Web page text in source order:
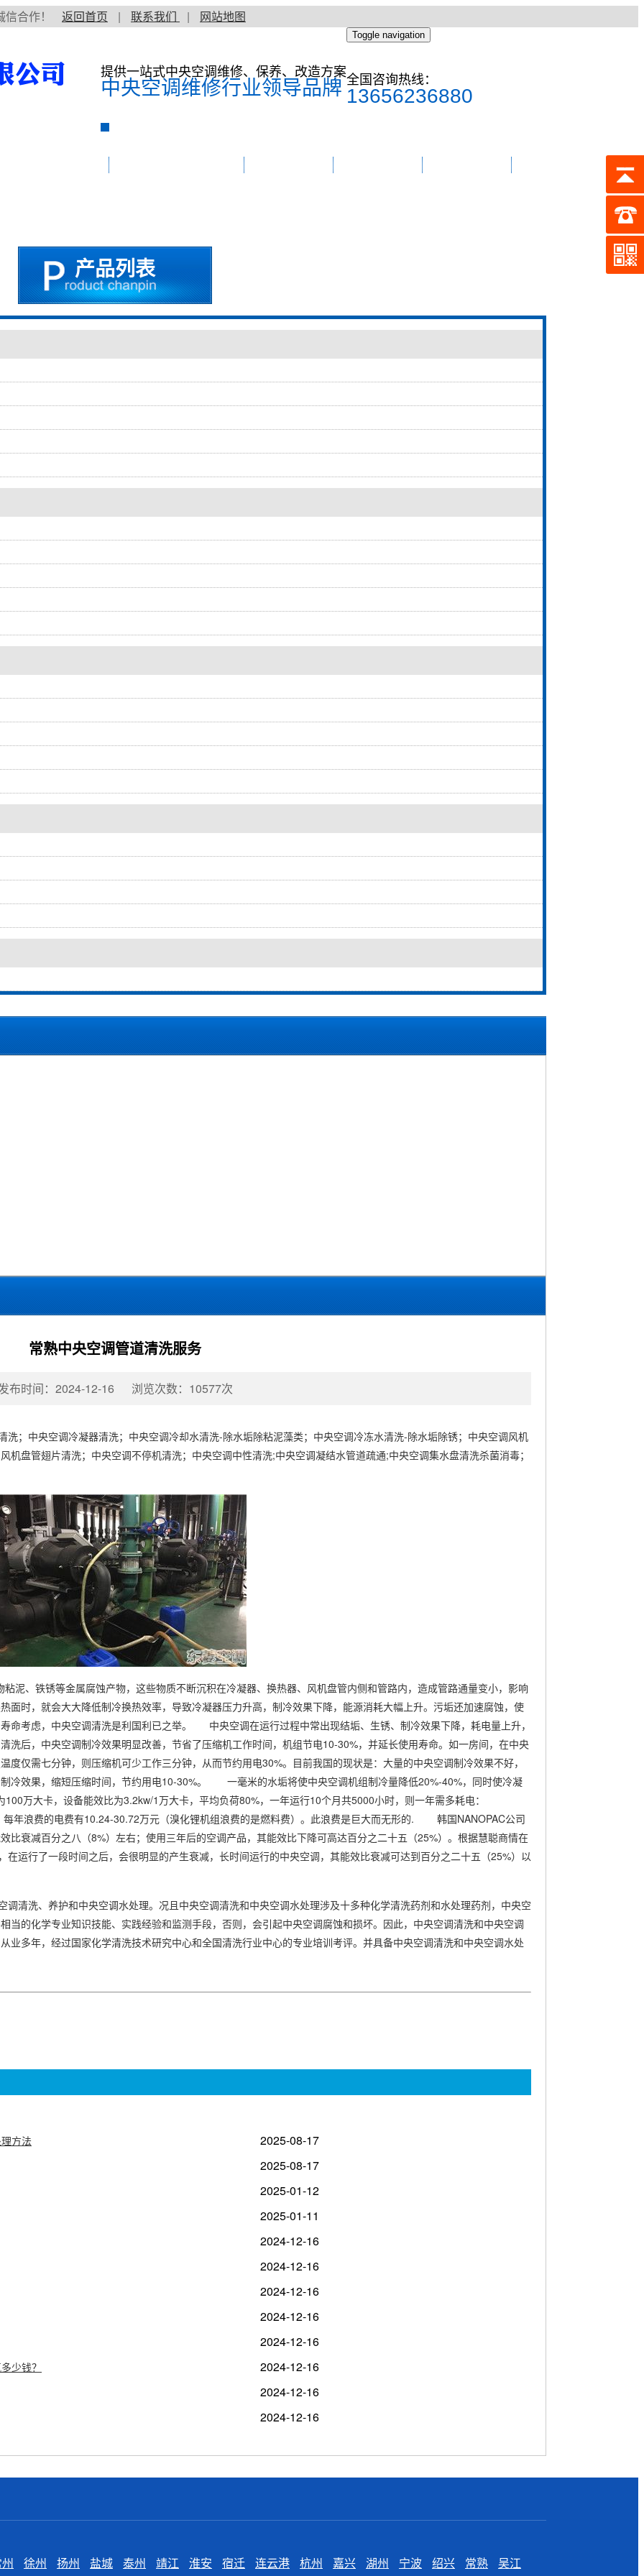
合作！ 返回首页 | 联系我们 | 网站地图
Toggle navigation
提供一站式中央空调维修、保养、改造方案
中央空调维修行业领导品牌 全国咨询热线：
13656236880
产品列表
常熟中央空调管道清洗服务
布时间：2024-12-16 浏览次数：10577次
中央空调冷凝器清洗；中央空调冷却水清洗-除水垢除粘泥藻类；中央空调冷冻水清洗-除水垢除锈；中央空调风机
盘管翅片清洗；中央空调不停机清洗；中央空调中性清洗;中央空调凝结水管道疏通;中央空调集水盘清洗杀菌消毒；
、铁锈等金属腐蚀产物，这些物质不断沉积在冷凝器、换热器、风机盘管内侧和管路内，造成管路通量变小，影响
面时，就会大大降低制冷换热效率，导致冷凝器压力升高，制冷效果下降，能源消耗大幅上升。污垢还加速腐蚀，使
命考虑，中央空调清洗是利国利已之举。 中央空调在运行过程中常出现结垢、生锈、制冷效果下降，耗电量上升，
洗后，中央空调制冷效果明显改善，节省了压缩机工作时间，机组节电10-30%，并延长使用寿命。如一房间，在中央
仅需七分钟，则压缩机可少工作三分钟，从而节约用电30%。目前我国的现状是：大量的中央空调制冷效果不好，
冷效果，缩短压缩时间，节约用电10-30%。 一毫米的水垢将使中央空调机组制冷量降低20%-40%，同时使冷凝
万大卡，设备能效比为3.2kw/1万大卡，平均负荷80%，一年运行10个月共5000小时，则一年需多耗电：
年浪费的电费有10.24-30.72万元（溴化锂机组浪费的是燃料费）。此浪费是巨大而无形的. 韩国NANOPAC公司
比衰减百分之八（8%）左右；使用三年后的空调产品，其能效比下降可高达百分之二十五（25%）。根据慧聪商情在
运行了一段时间之后，会很明显的产生衰减，长时间运行的中央空调，其能效比衰减可达到百分之二十五（25%）以
清洗、养护和中央空调水处理。况且中央空调清洗和中央空调水处理涉及十多种化学清洗药剂和水处理药剂，中央空
当的化学专业知识技能、实践经验和监测手段，否则，会引起中央空调腐蚀和损坏。因此，中央空调清洗和中央空调
业多年，经过国家化学清洗技术研究中心和全国清洗行业中心的专业培训考评。并具备中央空调清洗和中央空调水处
2025-08-17
方法
2025-08-17
2025-01-12
2025-01-11
2024-12-16
2024-12-16
2024-12-16
2024-12-16
2024-12-16
2024-12-16
少钱？
2024-12-16
2024-12-16
徐州 扬州 盐城 泰州 靖江 淮安 宿迁 连云港 杭州 嘉兴 湖州 宁波 绍兴 常熟 吴江